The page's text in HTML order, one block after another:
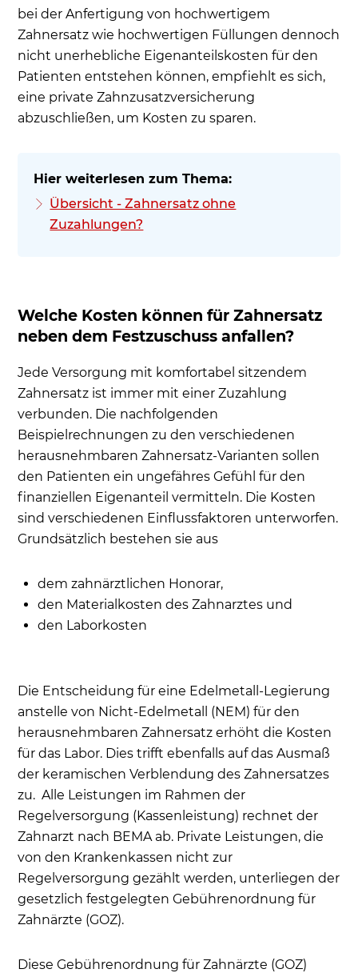
bei der Anfertigung von hochwertigem
Zahnersatz wie hochwertigen Füllungen dennoch
nicht unerhebliche Eigenanteilskosten für den
Patienten entstehen können, empfiehlt es sich,
eine private Zahnzusatzversicherung
abzuschließen, um Kosten zu sparen.
Übersicht - Zahnersatz ohne
Zuzahlungen?
Welche Kosten können für Zahnersatz
neben dem Festzuschuss anfallen?
Jede Versorgung mit komfortabel sitzendem
Zahnersatz ist immer mit einer Zuzahlung
verbunden. Die nachfolgenden
Beispielrechnungen zu den verschiedenen
herausnehmbaren Zahnersatz-Varianten sollen
den Patienten ein ungefähres Gefühl für den
finanziellen Eigenanteil vermitteln. Die Kosten
sind verschiedenen Einflussfaktoren unterworfen.
Grundsätzlich bestehen sie aus
dem zahnärztlichen Honorar,
den Materialkosten des Zahnarztes und
den Laborkosten
Die Entscheidung für eine Edelmetall-Legierung
anstelle von Nicht-Edelmetall (NEM) für den
herausnehmbaren Zahnersatz erhöht die Kosten
für das Labor. Dies trifft ebenfalls auf das Ausmaß
der keramischen Verblendung des Zahnersatzes
zu. Alle Leistungen im Rahmen der
Regelversorgung (Kassenleistung) rechnet der
Zahnarzt nach BEMA ab. Private Leistungen, die
von den Krankenkassen nicht zur
Regelversorgung gezählt werden, unterliegen der
gesetzlich festgelegten Gebührenordnung für
Zahnärzte (GOZ).
Diese Gebührenordnung für Zahnärzte (GOZ)